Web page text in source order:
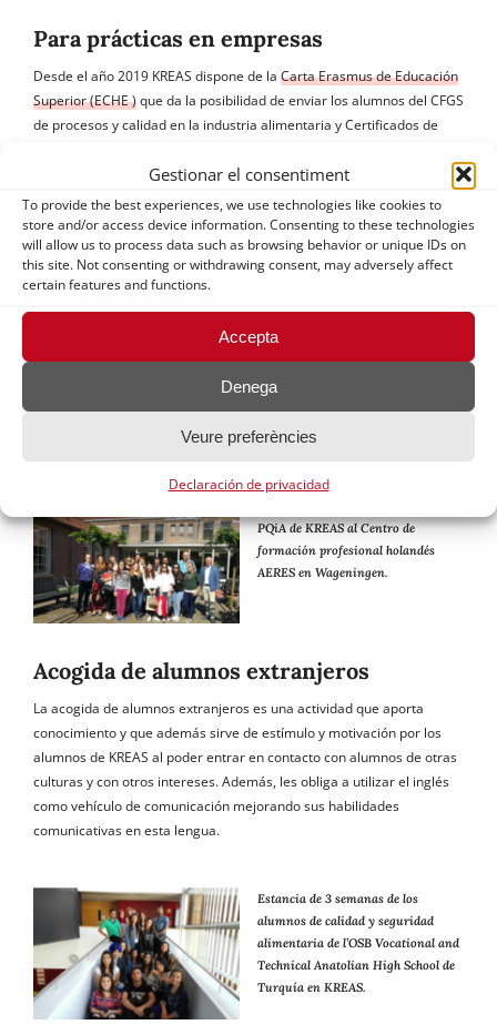
Gestionar el consentiment
To provide the best experiences, we use technologies like cookies to
store and/or access device information. Consenting to these technologies
will allow us to process data such as browsing behavior or unique IDs on
this site. Not consenting or withdrawing consent, may adversely affect
certain features and functions.
Accepta
Denega
Veure preferències
Declaración de privacidad
Para prácticas en empresas
Desde el año 2019 KREAS dispone de la Carta Erasmus de Educación
Superior (ECHE )que da la posibilidad de enviar los alumnos del CFGS
de procesos y calidad en la industria alimentaria y Certificados de
Para formación
Las estancias internacionales de los alumnos tienen como prioridad
completar la formación de los alumnos conociendo centros
educativos y empresas relacionadas con el sector agroalimentario de
países de la Unión Europea.
Desde KREAS fomentamos la movilidad de nuestros alumnos a través
de estancias individuales y/o grupales.
PQiA de KREAS al Centro de
formación profesional holandés
AERES en Wageningen.
Acogida de alumnos extranjeros
La acogida de alumnos extranjeros es una actividad que aporta
conocimiento y que además sirve de estímulo y motivación por los
alumnos de KREAS al poder entrar en contacto con alumnos de otras
culturas y con otros intereses. Además, les obliga a utilizar el inglés
como vehículo de comunicación mejorando sus habilidades
comunicativas en esta lengua.
Estancia de 3 semanas de los
alumnos de calidad y seguridad
alimentaria de l’OSB Vocational and
Technical Anatolian High School de
Turquía en KREAS.